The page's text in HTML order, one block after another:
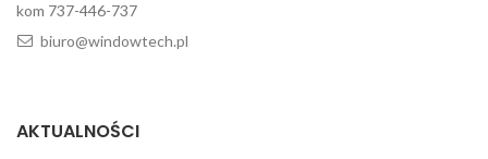
kom 737-446-737
biuro@windowtech.pl
AKTUALNOŚCI